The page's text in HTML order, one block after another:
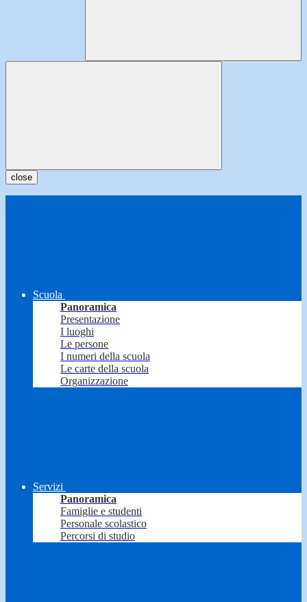
close
Scuola
Panoramica
Presentazione
I luoghi
Le persone
I numeri della scuola
Le carte della scuola
Organizzazione
Servizi
Panoramica
Famiglie e studenti
Personale scolastico
Percorsi di studio